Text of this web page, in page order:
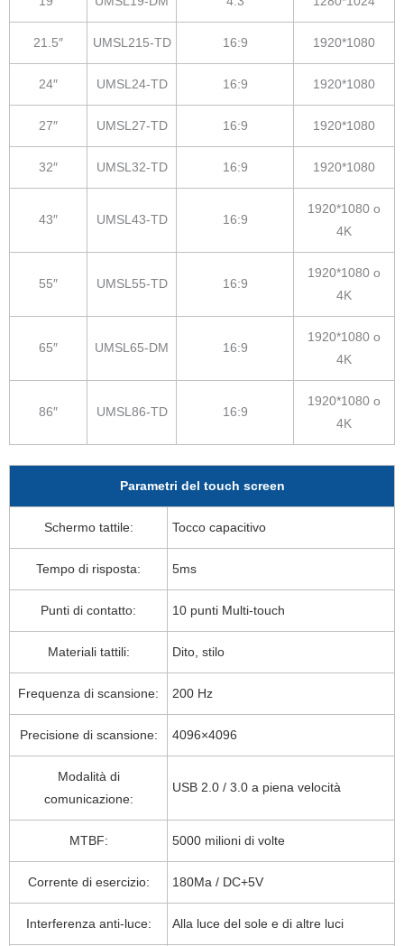
21.5″ UMSL215-TD 16:9 1920*1080
24″ UMSL24-TD 16:9 1920*1080
27″ UMSL27-TD 16:9 1920*1080
32″ UMSL32-TD 16:9 1920*1080
43″ UMSL43-TD 16:9
1920*1080 o
4K
55″ UMSL55-TD 16:9
1920*1080 o
4K
65″ UMSL65-DM 16:9
1920*1080 o
4K
86″ UMSL86-TD 16:9
1920*1080 o
4K
Parametri del touch screen
Schermo tattile: Tocco capacitivo
Tempo di risposta: 5ms
Punti di contatto: 10 punti Multi-touch
Materiali tattili: Dito, stilo
Frequenza di scansione: 200 Hz
Precisione di scansione: 4096×4096
Modalità di
comunicazione:
USB 2.0 / 3.0 a piena velocità
MTBF: 5000 milioni di volte
Corrente di esercizio: 180Ma / DC+5V
Interferenza anti-luce: Alla luce del sole e di altre luci